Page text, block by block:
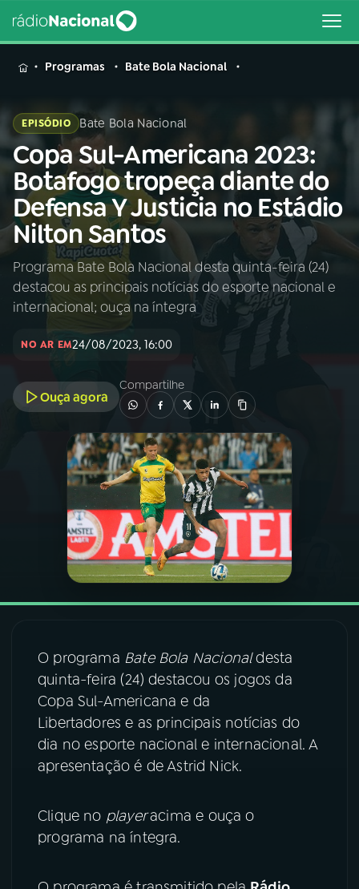
MENU
Buscar
na
Rádio
Nacional
Buscar
AO VIVO
01INÍCIO
02A RÁDIO
03PROGRAMAÇÃO
PROGRAMAS
PODCASTS
VIDEOCASTS
07ÚLTIMAS
08FESTIVAL DE MÚSICA
ACOMPANHE A RÁDIO NACIONAL
YouTube Facebook
Programas Bate Bola Nacional
EPISÓDIO Bate Bola Nacional
Copa Sul-Americana 2023:
Botafogo tropeça diante do
Defensa Y Justicia no Estádio
Nilton Santos
Programa Bate Bola Nacional desta quinta-feira (24)
destacou as principais notícias do esporte nacional e
internacional; ouça na íntegra
NO AR EM24/08/2023, 16:00
Ouça agora
Compartilhe
O programa Bate Bola Nacionaldesta
quinta-feira (24) destacou os jogos da
Copa Sul-Americana e da
Libertadores e as principais notícias do
dia no esporte nacional e internacional. A
apresentação é de Astrid Nick.
Clique no playeracima e ouça o
programa na íntegra.